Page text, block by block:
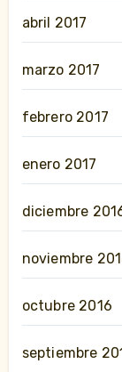
abril 2017
marzo 2017
febrero 2017
enero 2017
diciembre
noviembre
octubre 2016
septiembre